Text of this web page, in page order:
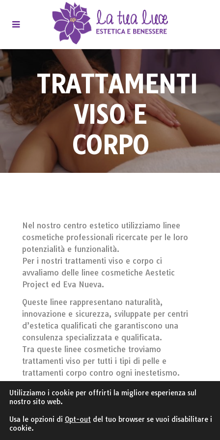
TRATTAMENTI
VISO E
CORPO
Nel nostro centro estetico utilizziamo linee
cosmetiche professionali ricercate per le loro
potenzialità e funzionalità.
Per i nostri trattamenti viso e corpo ci
avvaliamo delle linee cosmetiche Aestetic
Project ed Eva Nueva.
Queste linee rappresentano naturalità,
innovazione e sicurezza, sviluppate per centri
d’estetica qualificati che garantiscono una
consulenza specializzata e qualificata.
Tra queste linee cosmetiche troviamo
trattamenti viso per tutti i tipi di pelle e
trattamenti corpo contro ogni inestetismo.
Utilizziamo i cookie per offrirti la migliore esperienza sul
nostro sito web.
Usa le opzioni di Opt-out del tuo browser se vuoi disabilitare i
cookie.